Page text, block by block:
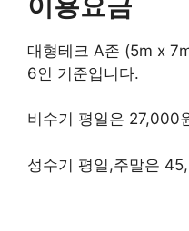
대형테크 A존 (5m x
6인 기준입니다.
비수기 평일은 27,000
성수기 평일,주말은